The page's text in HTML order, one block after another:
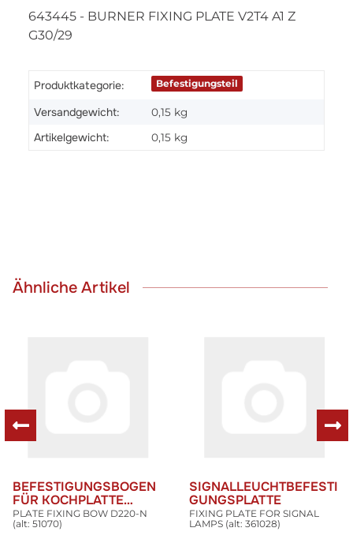
643445 - BURNER FIXING PLATE V2T4 A1 Z
G30/29
Produktkategorie: Befestigungsteil
Versandgewicht: 0,15 kg
Artikelgewicht: 0,15 kg
Ähnliche Artikel
BEFESTIGUNGSBOGEN
FÜR KOCHPLATTE
D220-N ( ALT.: 51070 )
PLATE FIXING BOW D220-N
(alt: 51070)
SIGNALLEUCHTBEFESTI
GUNGSPLATTE
FIXING PLATE FOR SIGNAL
LAMPS (alt: 361028)